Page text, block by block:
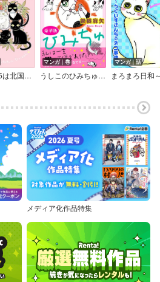
にゃんこ5は北国暮らし
マンガ｜巻
うしこのひみちゅ【豪華版】
マンガ｜話
メディア化作品特集